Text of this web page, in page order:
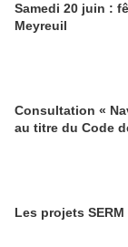
Samedi 20 juin :
Meyreuil
Consultation «
au titre du Code
Les projets